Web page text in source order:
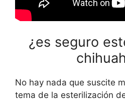
¿es seguro
No hay nada que suscite
tema de la esterilización